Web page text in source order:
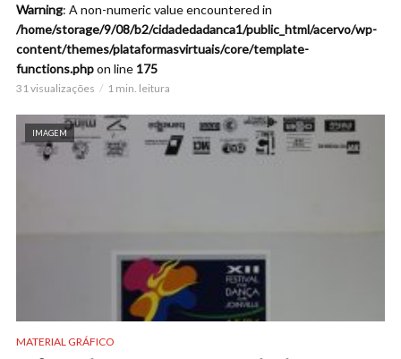
Warning: A non-numeric value encountered in
/home/storage/9/08/b2/cidadedadanca1/public_html/acervo/wp-
content/themes/plataformasvirtuais/core/template-
functions.phpon line 175
31 visualizações 1 min. leitura
IMAGEM
MATERIAL GRÁFICO